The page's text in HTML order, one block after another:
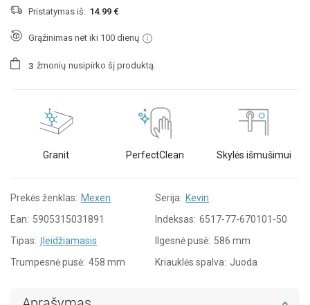
Pristatymas iš: 14.99 €
Grąžinimas net iki 100 dienų
3 žmonių nusipirko šį produktą.
Granit PerfectClean Skylės išmušimui
Prekės ženklas: Mexen Serija: Kevin
Ean: 5905315031891 Indeksas: 6517-77-670101-50
Tipas: Įleidžiamasis Ilgesnė pusė: 586 mm
Trumpesnė pusė: 458 mm Kriauklės spalva: Juoda